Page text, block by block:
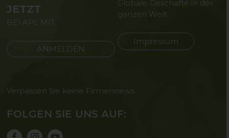
JETZT
BEI APL MIT
ANMELDEN
Globale Geschäfte in der
ganzen Welt
Impressum
Verpassen Sie keine Firmennews
FOLGEN SIE UNS AUF: